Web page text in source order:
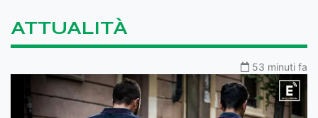
ATTUALITÀ
53 minuti fa